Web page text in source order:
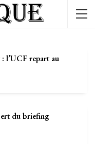
l’UCF repart au
du briefing